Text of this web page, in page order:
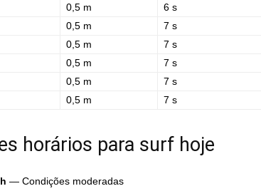
0,5 m 6 s
0,5 m 7 s
0,5 m 7 s
0,5 m 7 s
0,5 m 7 s
0,5 m 7 s
horários para surf hoje
— Condições moderadas